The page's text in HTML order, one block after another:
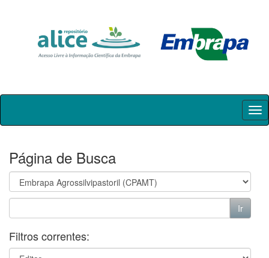
Skip
Página de Busca
Filtros correntes: